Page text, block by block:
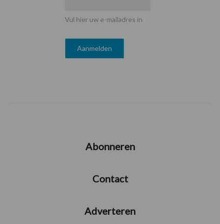
Vul hier uw e-mailadres in
Abonneren
Contact
Adverteren